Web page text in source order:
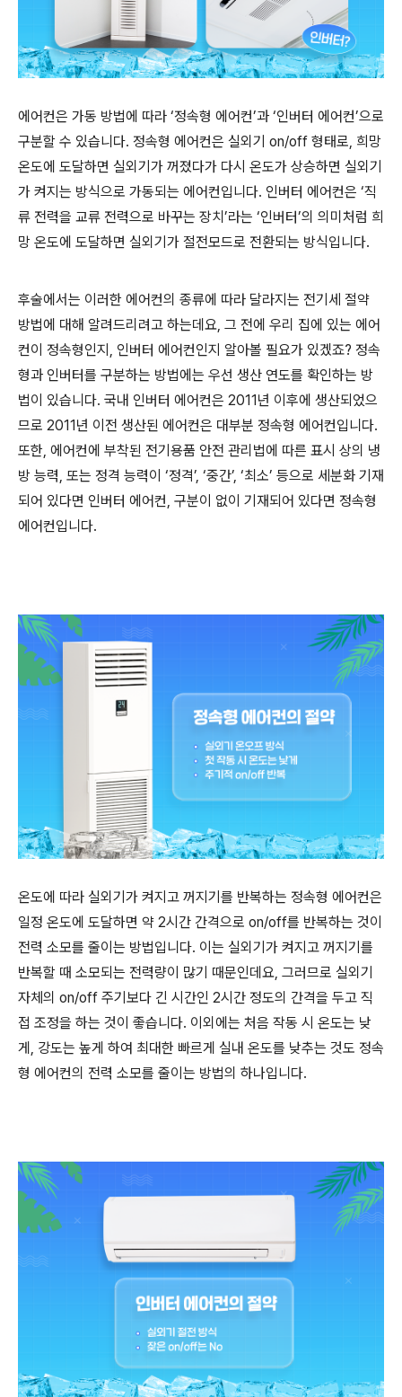
에어컨은 가동 방법에 따라 ‘정속형 에어컨’과 ‘인버터 에어컨’으로
구분할 수 있습니다. 정속형 에어컨은 실외기 on/off 형태로, 희망
온도에 도달하면 실외기가 꺼졌다가 다시 온도가 상승하면 실외기
가 켜지는 방식으로 가동되는 에어컨입니다. 인버터 에어컨은 ‘직
류 전력을 교류 전력으로 바꾸는 장치 ’라는 ‘인버터’의 의미처럼 희
망 온도에 도달하면 실외기가 절전모드로 전환되는 방식입니다.
후술에서는 이러한 에어컨의 종류에 따라 달라지는 전기세 절약
방법에 대해 알려드리려고 하는데요, 그 전에 우리 집에 있는 에어
컨이 정속형인지 , 인버터 에어컨인지 알아볼 필요가 있겠죠? 정속
형과 인버터를 구분하는 방법에는 우선 생산 연도를 확인하는 방
법이 있습니다. 국내 인버터 에어컨은 2011년 이후에 생산되었으
므로 2011년 이전 생산된 에어컨은 대부분 정속형 에어컨입니다.
또한, 에어컨에 부착된 전기용품 안전 관리법에 따른 표시 상의 냉
방 능력, 또는 정격 능력이 ‘정격’, ‘중간’, ‘최소’ 등으로 세분화 기재
되어 있다면 인버터 에어컨, 구분이 없이 기재되어 있다면 정속형
에어컨입니다.
온도에 따라 실외기가 켜지고 꺼지기를 반복하는 정속형 에어컨은
일정 온도에 도달하면 약 2시간 간격으로 on/off를 반복하는 것이
전력 소모를 줄이는 방법입니다. 이는 실외기가 켜지고 꺼지기를
반복할 때 소모되는 전력량이 많기 때문인데요, 그러므로 실외기
자체의 on/off 주기보다 긴 시간인 2시간 정도의 간격을 두고 직
접 조정을 하는 것이 좋습니다. 이외에는 처음 작동 시 온도는 낮
게 , 강도는 높게 하여 최대한 빠르게 실내 온도를 낮추는 것도 정속
형 에어컨의 전력 소모를 줄이는 방법의 하나입니다.